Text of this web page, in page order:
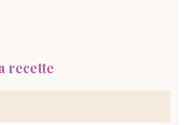
recette